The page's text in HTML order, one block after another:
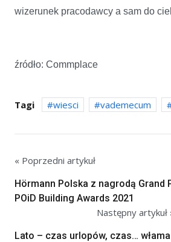
wizerunek pracodawcy a sam do
źródło: Commplace
Tagi wiesci vademecum
« Poprzedni artykuł
Hörmann Polska z nagrodą Grand
POiD Building Awards 2021
Następny artykuł
Lato – czas urlopów, czas…